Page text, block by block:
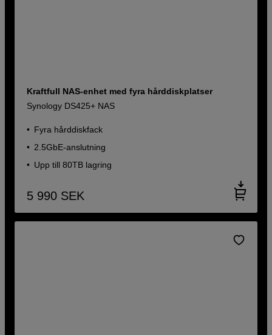
Kraftfull NAS-enhet med fyra hårddiskplatser
Synology DS425+ NAS
Fyra hårddiskfack
2.5GbE-anslutning
Upp till 80TB lagring
5 990 SEK